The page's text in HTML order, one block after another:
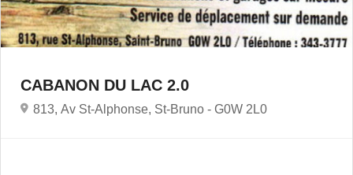
CABANON DU LAC 2.0
813, Av St-Alphonse, St-Bruno - G0W 2L0